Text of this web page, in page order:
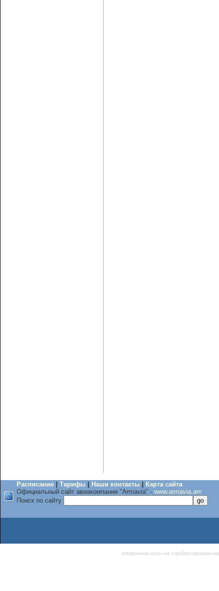
Расписание Тарифы Наши контакты
Карта сайта
Официальный сайт авиакомпании "Armavia" - www.armavia.am
Поиск по сайту
актуальные цены на стройматериалы